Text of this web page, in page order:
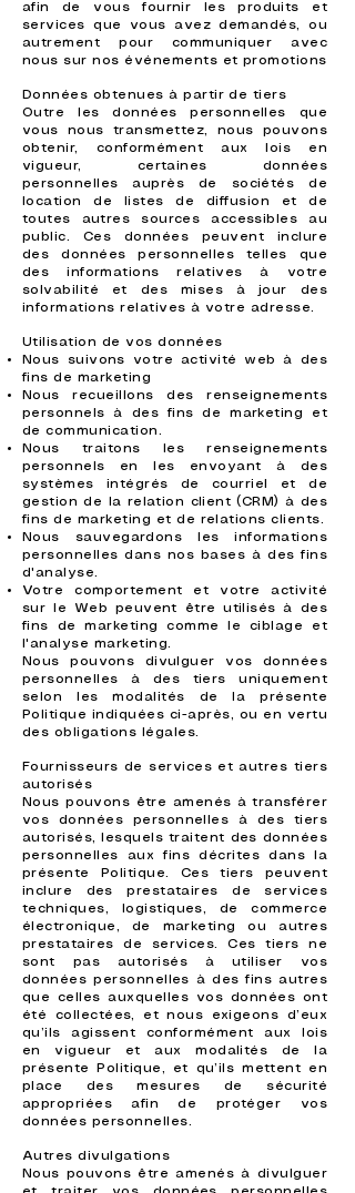
afin de vous fournir les produits et
services que vous avez demandés, ou
autrement pour communiquer avec
nous sur nos événements et promotions
Données obtenues à partir de tiers
Outre les données personnelles que
vous nous transmettez, nous pouvons
obtenir, conformément aux lois en
vigueur, certaines données
personnelles auprès de sociétés de
location de listes de diffusion et de
toutes autres sources accessibles au
public. Ces données peuvent inclure
des données personnelles telles que
des informations relatives à votre
solvabilité et des mises à jour des
informations relatives à votre adresse.
Utilisation de vos données
Nous suivons votre activité web à des
fins de marketing
Nous recueillons des renseignements
personnels à des fins de marketing et
de communication.
Nous traitons les renseignements
personnels en les envoyant à des
systèmes intégrés de courriel et de
gestion de la relation client (CRM) à des
fins de marketing et de relations clients.
Nous sauvegardons les informations
personnelles dans nos bases à des fins
d'analyse.
Votre comportement et votre activité
sur le Web peuvent être utilisés à des
fins de marketing comme le ciblage et
l'analyse marketing.
Nous pouvons divulguer vos données
personnelles à des tiers uniquement
selon les modalités de la présente
Politique indiquées ci-après, ou en vertu
des obligations légales.
Fournisseurs de services et autres tiers
autorisés
Nous pouvons être amenés à transférer
vos données personnelles à des tiers
autorisés, lesquels traitent des données
personnelles aux fins décrites dans la
présente Politique. Ces tiers peuvent
inclure des prestataires de services
techniques, logistiques, de commerce
électronique, de marketing ou autres
prestataires de services. Ces tiers ne
sont pas autorisés à utiliser vos
données personnelles à des fins autres
que celles auxquelles vos données ont
été collectées, et nous exigeons d’eux
qu’ils agissent conformément aux lois
en vigueur et aux modalités de la
présente Politique, et qu’ils mettent en
place des mesures de sécurité
appropriées afin de protéger vos
données personnelles.
Autres divulgations
Nous pouvons être amenés à divulguer